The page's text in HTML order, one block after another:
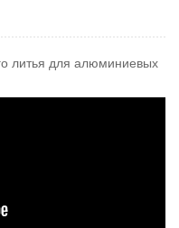
литья для алюминиевых